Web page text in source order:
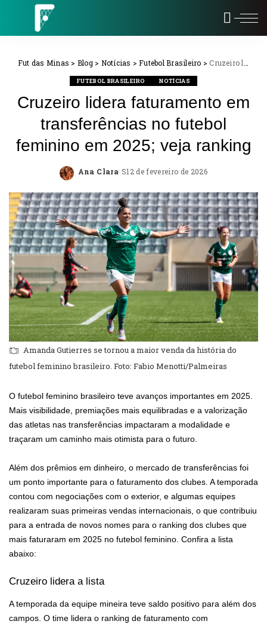
Fut das Minas > Blog> Notícias >Futebol Brasileiro >Cruzeiro lidera faturamento em transferências no futebol feminino em 2025; veja ranking
FUTEBOL BRASILEIRO NOTÍCIAS
Cruzeiro lidera faturamento em
transferências no futebol
feminino em 2025; veja ranking
Posted
Ana Clara 12 de fevereiro de 2026
Amanda Gutierres se tornou a maior venda da história do
futebol feminino brasileiro. Foto: Fabio Menotti/Palmeiras
O futebol feminino brasileiro teve avanços importantes em 2025.
Mais visibilidade, premiações mais equilibradas e a valorização
das atletas nas transferências impactaram a modalidade e
traçaram um caminho mais otimista para o futuro.
Além dos prêmios em dinheiro, o mercado de transferências foi
um ponto importante para o faturamento dos clubes. A temporada
contou com negociações com o exterior, e algumas equipes
realizaram suas primeiras vendas internacionais, o que contribuiu
para a entrada de novos nomes para o ranking dos clubes que
mais faturaram em 2025 no futebol feminino. Confira a lista
abaixo:
Cruzeiro lidera a lista
A temporada da equipe mineira teve saldo positivo para além dos
campos. O time lidera o ranking de faturamento com